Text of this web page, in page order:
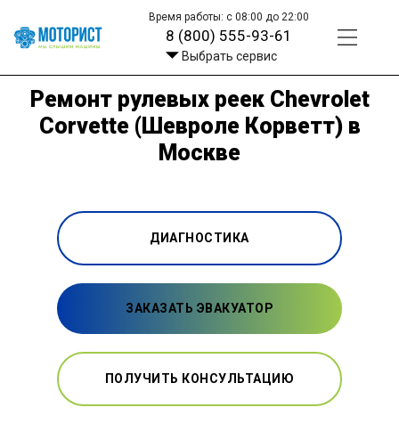
Время работы: с 08:00 до 22:00
8 (800) 555-93-61
Выбрать сервис
Ремонт рулевых реек Chevrolet
Corvette (Шевроле Корветт) в
Москве
ДИАГНОСТИКА
ЗАКАЗАТЬ ЭВАКУАТОР
ПОЛУЧИТЬ КОНСУЛЬТАЦИЮ